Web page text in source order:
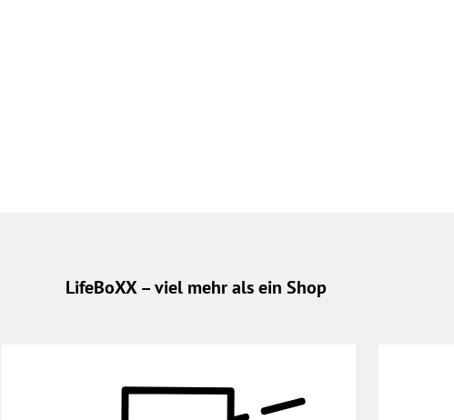
LifeBoXX – viel mehr als ein Shop